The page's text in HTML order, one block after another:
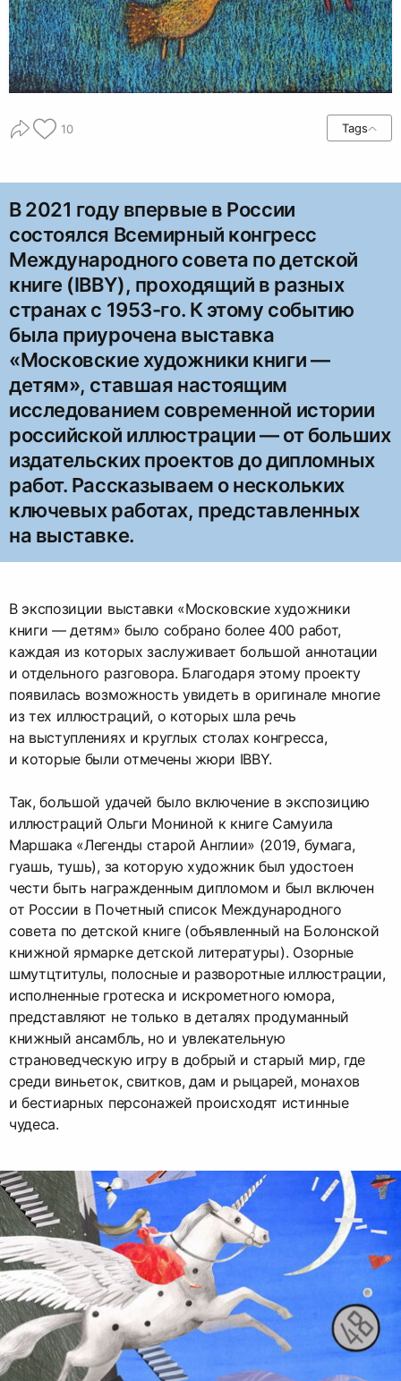
10 Tags
В 2021 году впервые в России
состоялся Всемирный конгресс
Международного совета по детской
книге (IBBY), проходящий в разных
странах с 1953-го. К этому событию
была приурочена выставка
«Московские художники книги —
детям», ставшая настоящим
исследованием современной истории
российской иллюстрации — от больших
издательских проектов до дипломных
работ. Рассказываем о нескольких
ключевых работах, представленных
на выставке.
В экспозиции выставки «Московские художники
книги — детям» было собрано более 400 работ,
каждая из которых заслуживает большой аннотации
и отдельного разговора. Благодаря этому проекту
появилась возможность увидеть в оригинале многие
из тех иллюстраций, о которых шла речь
на выступлениях и круглых столах конгресса,
и которые были отмечены жюри IBBY.
Так, большой удачей было включение в экспозицию
иллюстраций Ольги Мониной к книге Самуила
Маршака «Легенды старой Англии» (2019, бумага,
гуашь, тушь), за которую художник был удостоен
чести быть награжденным дипломом и был включен
от России в Почетный список Международного
совета по детской книге (объявленный на Болонской
книжной ярмарке детской литературы). Озорные
шмутцтитулы, полосные и разворотные иллюстрации,
исполненные гротеска и искрометного юмора,
представляют не только в деталях продуманный
книжный ансамбль, но и увлекательную
страноведческую игру в добрый и старый мир, где
среди виньеток, свитков, дам и рыцарей, монахов
и бестиарных персонажей происходят истинные
чудеса.